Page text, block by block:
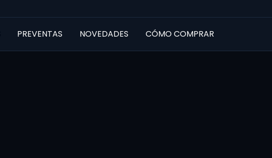
PREVENTAS NOVEDADES CÓMO COMPRAR